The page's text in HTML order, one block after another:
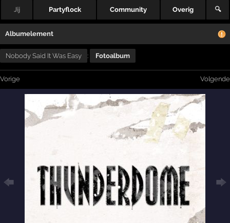
Jij Partyflock Community Overig 🔍
Albumelement
Nobody Said It Was Easy : Fotoalbum
Vorige Volgende